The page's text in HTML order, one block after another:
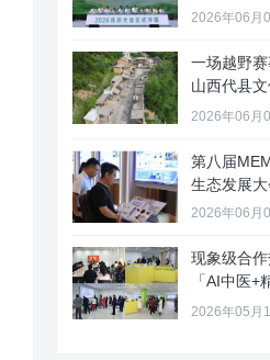
2026年06月
一场越野
山西代县
“加速
2026年06月
第八届
生态发展
2026年06月
现象级合
「AI中医
养新
2026年05月